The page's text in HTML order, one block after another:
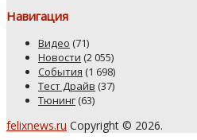
Навигация
Видео (71)
Новости (2 055)
События (1 698)
Тест Драйв (37)
Тюнинг (63)
felixnews.ru Copyright © 2026.